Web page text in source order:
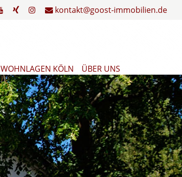
kontakt@goost-immobilien.de
WOHNLAGEN KÖLN ÜBER UNS